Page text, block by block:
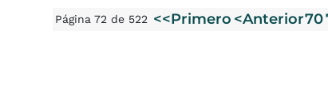
Página 72 de 522 <<Primero <Anterior70